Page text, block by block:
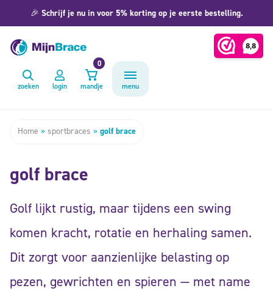
🎉 Schrijf je nu in voor 5% korting op je eerste bestelling.
zoeken login mandje
0
menu
Home » sportbraces » golf brace
golf brace
Golf lijkt rustig, maar tijdens een swing
komen kracht, rotatie en herhaling samen.
Dit zorgt voor aanzienlijke belasting op
pezen, gewrichten en spieren — met name